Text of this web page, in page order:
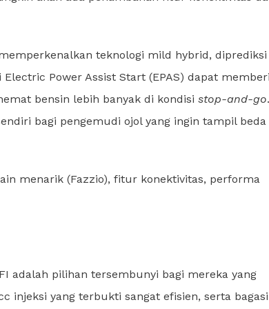
teknologi mild hybrid, diprediksi
Power Assist Start (EPAS) dapat
bensin lebih banyak di kondisi stop-and-go.
bagi pengemudi ojol yang ingin tampil beda
menarik (Fazzio), fitur konektivitas, performa
adalah pilihan tersembunyi bagi mereka yang
injeksi yang terbukti sangat efisien, serta bagasi